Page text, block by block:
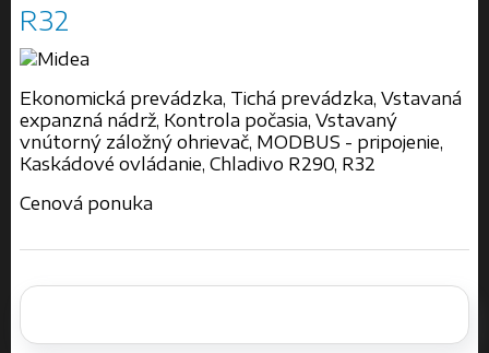
R32
Ekonomická prevádzka, Tichá prevádzka, Vstavaná
expanzná nádrž, Kontrola počasia, Vstavaný
vnútorný záložný ohrievač, MODBUS - pripojenie,
Kaskádové ovládanie, Chladivo R290, R32
Cenová ponuka